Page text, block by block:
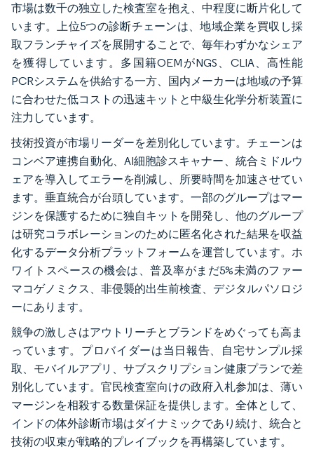
市場は数千の独立した検査室を抱え、中程度に断片化して
います。上位5つの診断チェーンは、地域企業を買収し採
取フランチャイズを展開することで、毎年わずかなシェア
を獲得しています。多国籍OEMがNGS、CLIA、高性能
PCRシステムを供給する一方、国内メーカーは地域の予算
に合わせた低コストの迅速キットと中級生化学分析装置に
注力しています。
技術投資が市場リーダーを差別化しています。チェーンは
コンベア連携自動化、AI細胞診スキャナー、統合ミドルウ
ェアを導入してエラーを削減し、所要時間を加速させてい
ます。垂直統合が台頭しています。一部のグループはマー
ジンを保護するために独自キットを開発し、他のグループ
は研究コラボレーションのために匿名化された結果を収益
化するデータ分析プラットフォームを運営しています。ホ
ワイトスペースの機会は、普及率がまだ5%未満のファー
マコゲノミクス、非侵襲的出生前検査、デジタルパソロジ
ーにあります。
競争の激しさはアウトリーチとブランドをめぐっても高ま
っています。プロバイダーは当日報告、自宅サンプル採
取、モバイルアプリ、サブスクリプション健康プランで差
別化しています。官民検査室向けの政府入札参加は、薄い
マージンを相殺する数量保証を提供します。全体として、
インドの体外診断市場はダイナミックであり続け、統合と
技術の収束が戦略的プレイブックを再構築しています。